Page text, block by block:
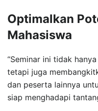
Optimalkan
Mahasiswa
“Seminar ini tidak
tetapi juga
dan peserta lainnya
siap menghadapi